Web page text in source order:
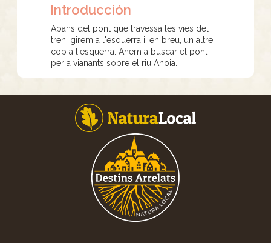
Introducción
Abans del pont que travessa les vies del
tren, girem a l'esquerra i, en breu, un altre
cop a l'esquerra. Anem a buscar el pont
per a vianants sobre el riu Anoia.